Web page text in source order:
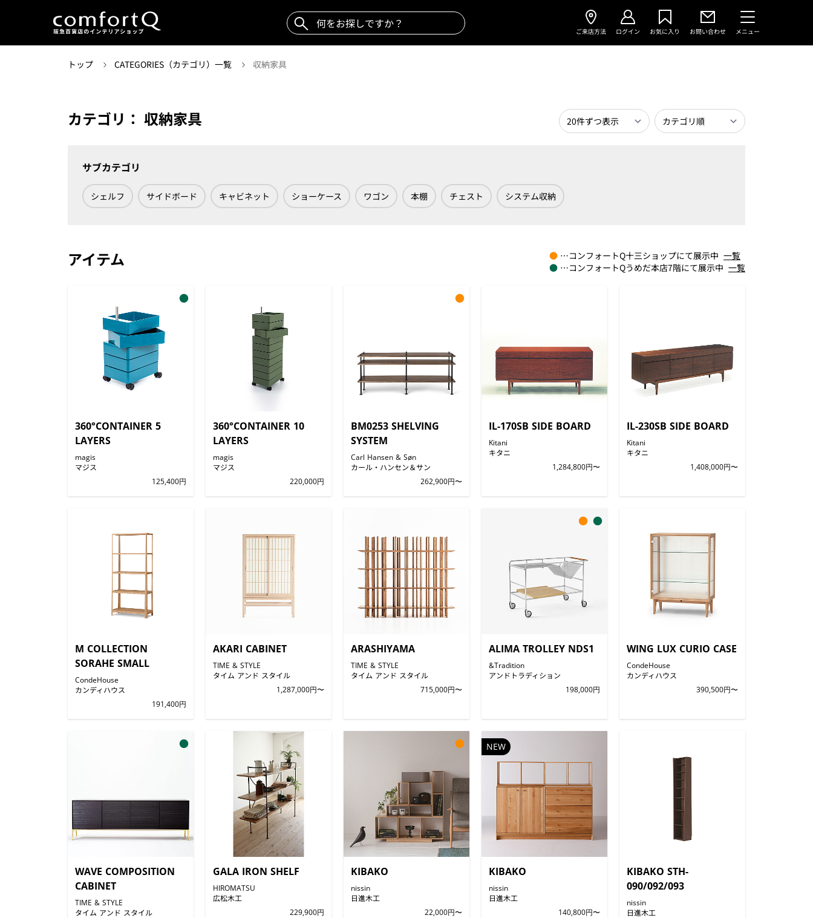
ご来店方法 ログイン お気に入り お問い合わせ メニュー
トップ CATEGORIES（カテゴリ）一覧 収納家具
カテゴリ： 収納家具
サブカテゴリ
シェルフ サイドボード キャビネット ショーケース ワゴン 本棚 チェスト システム収納
アイテム ● …コンフォートQ十三ショップにて展示中 一覧
● …コンフォートQうめだ本店7階にて展示中 一覧
360°CONTAINER 5
LAYERS
magis
マジス
125,400円
●
360°CONTAINER 10
LAYERS
magis
マジス
220,000円
BM0253 SHELVING
SYSTEM
Carl Hansen & Søn
カール・ハンセン＆サン
262,900円〜
●
IL-170SB SIDE BOARD
Kitani
キタニ
1,284,800円〜
IL-230SB SIDE BOARD
Kitani
キタニ
1,408,000円〜
M COLLECTION
SORAHE SMALL
CondeHouse
カンディハウス
191,400円
AKARI CABINET
TIME & STYLE
タイム アンド スタイル
1,287,000円〜
ARASHIYAMA
TIME & STYLE
タイム アンド スタイル
715,000円〜
ALIMA TROLLEY NDS1
&Tradition
アンドトラディション
198,000円
● ●
WING LUX CURIO CASE
CondeHouse
カンディハウス
390,500円〜
WAVE COMPOSITION
CABINET
TIME & STYLE
タイム アンド スタイル
●
GALA IRON SHELF
HIROMATSU
広松木工
229,900円
KIBAKO
nissin
日進木工
22,000円〜
●
KIBAKO
nissin
日進木工
140,800円〜
NEW
KIBAKO STH-
090/092/093
nissin
日進木工